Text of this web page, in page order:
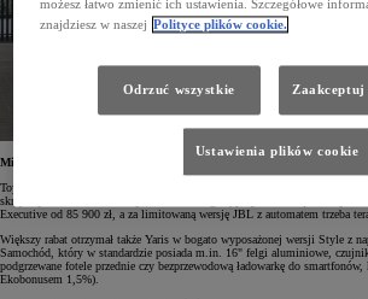
Miejskie Toyoty z większymi rabatami
Toyota Aygo X jest teraz tańsza nawet o 8000 zł – szczególnie opłacalny
skrzynią Multidrive S. Wersja Comfort z tego typu przekładnią kosztuje od
Executive od 85 900 zł, a za limitowaną wersję JBL z automatem trzeba
Większy rabat otrzymał także Yaris w bogato wyposażonej wersji Style z
Samochód, który w standardzie posiada m.in. 16" felgi aluminiowe,
podgrzewane fotele przednie czy bezprzewodową ładowarkę do
Ekobonusem 1,5%).
możesz łatwo zmienić ich ustawienia. Szczegółowe
znajdziesz w naszej Polityce plików cookie.
Odrzuć wszystkie Zaakceptuj
Ustawienia plików cookie